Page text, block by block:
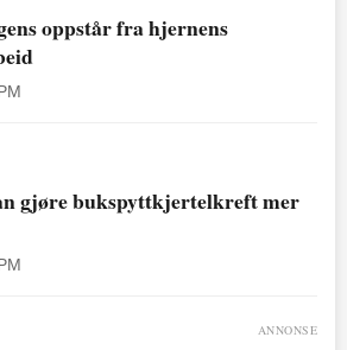
oppstår fra hjernens
gjøre bukspyttkjertelkreft mer
ANNONSE